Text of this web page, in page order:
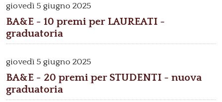
giovedì 5 giugno 2025
BA&E - 10 premi per LAUREATI -
graduatoria
giovedì 5 giugno 2025
BA&E - 20 premi per STUDENTI - nuova
graduatoria